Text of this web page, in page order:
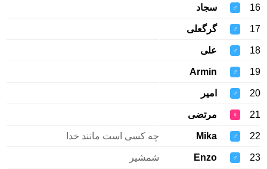
16
♂ سجاد
17
♂ گرگعلی
18
♂ علی
19
♂
Armin
20
♂ امیر
21
♀ مرتضی
22
♂
Mika چه کسی است مانند خدا
23
♂
Enzo شمشیر